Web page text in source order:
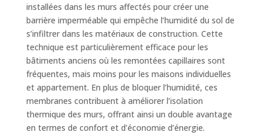
installées dans les murs affectés pour créer une
barrière imperméable qui empêche l’humidité du sol de
s’infiltrer dans les matériaux de construction. Cette
technique est particulièrement efficace pour les
bâtiments anciens où les remontées capillaires sont
fréquentes, mais moins pour les maisons individuelles
et appartement. En plus de bloquer l’humidité, ces
membranes contribuent à améliorer l’isolation
thermique des murs, offrant ainsi un double avantage
en termes de confort et d’économie d’énergie.